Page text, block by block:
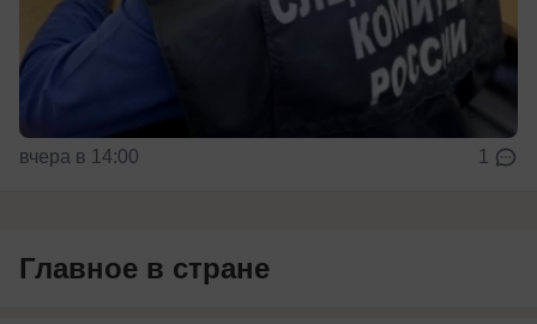
вчера в 14:00 1
Главное в стране